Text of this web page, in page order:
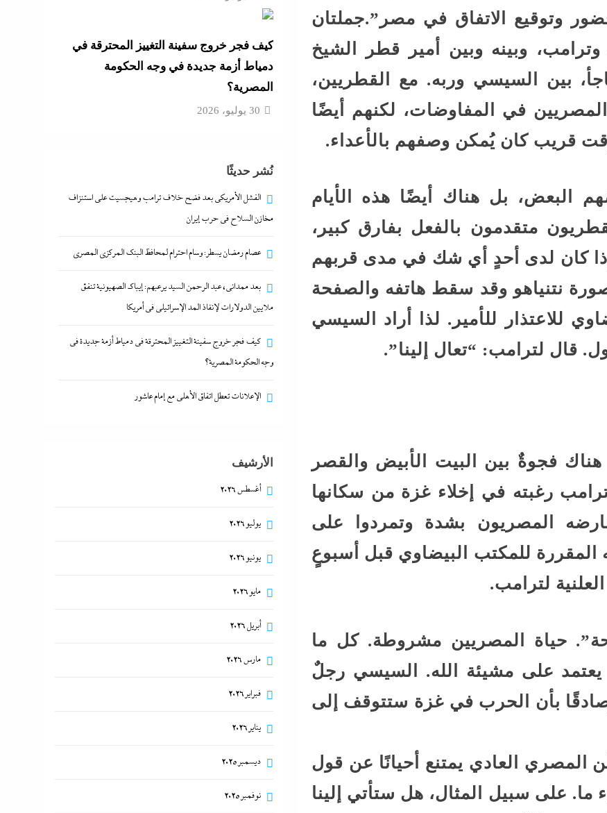
وتوقيع الاتفاق في مصر”.جملتان
وبينه وبين أمير قطر الشيخ
بين السيسي وربه. مع القطريين،
في المفاوضات، لكنهم أيضًا
قريب كان يُمكن وصفهم بالأعداء.
بل هناك أيضًا هذه الأيام
متقدمون بالفعل بفارق كبير،
كان لدى أحدٍ أي شك في مدى قربهم
نتنياهو وقد سقط هاتفه والصفحة
للاعتذار للأمير. لذا أراد السيسي
قال لترامب: “تعال إلينا”.
فجوةٌ بين البيت الأبيض والقصر
رغبته في إخلاء غزة من سكانها
المصريون بشدة وتمردوا على
للمكتب البيضاوي قبل أسبوعٍ
لترامب.
حياة المصريين مشروطة. كل ما
على مشيئة الله. السيسي رجلٌ
وصادقًا بأن الحرب في غزة ستتوقف إلى
المصري العادي يمتنع أحيانًا عن قول
على سبيل المثال، هل ستأتي إلينا
كيف فجر خروج سفينة التغييز المحترقة في
دمياط أزمة جديدة في وجه الحكومة
المصرية؟
30 يوليو، 2026
نُشر حديثًا
الفشل الأمريكي بعد فضح خلاف ترامب وهيجسيت على استنزاف
مخازن السلاح في حرب إيران
عصام رمضان يسطر: وسام احترام لمحافظ البنك المركزى المصري
بعد ممدانى، عبد الرحمن السيد يرعبهم: إيباك الصهيونية تنفق
ملايين الدولارات لإنقاذ المد الإسرائيلي في أمريكا
كيف فجر خروج سفينة التغييز المحترقة في دمياط أزمة جديدة في
وجه الحكومة المصرية؟
الإعلانات تعطل اتفاق الأهلى مع إمام عاشور
الأرشيف
أغسطس 2026
يوليو 2026
يونيو 2026
مايو 2026
أبريل 2026
مارس 2026
فبراير 2026
يناير 2026
ديسمبر 2025
نوفمبر 2025